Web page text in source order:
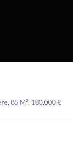
85 M², 180.000 €